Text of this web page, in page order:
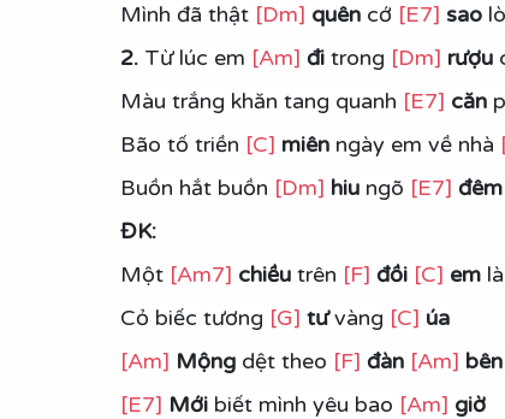
Mình đã thật [Dm] quên cớ [E7] sao
2. Từ lúc em [Am] đi trong [Dm] rượu
Màu trắng khăn tang quanh [E7] căn
Bão tố triền [C] miên ngày em về nhà
Buồn hắt buồn [Dm] hiu ngõ [E7] đêm
ĐK:
Một [Am7] chiều trên [F] đồi [C] em
Cỏ biếc tương [G] tư vàng [C] úa
[Am] Mộng dệt theo [F] đàn [Am] bên
[E7] Mới biết mình yêu bao [Am] giờ